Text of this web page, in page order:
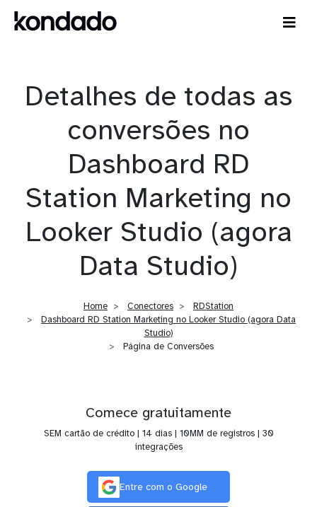
Detalhes de todas as
conversões no
Dashboard RD
Station Marketing no
Looker Studio (agora
Data Studio)
Home Conectores
RDStation
Dashboard RD Station Marketing no Looker Studio (agora Data
Studio)
Página de Conversões
Comece gratuitamente
SEM cartão de crédito | 14 dias | 10MM de registros | 30
integrações
Entre com o Google